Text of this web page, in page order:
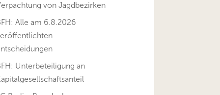
von Jagdbezirken
Alle am 6.8.2026
Unterbeteiligung an